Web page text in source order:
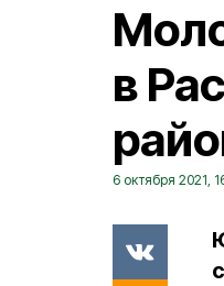
в
6 октября 2021,